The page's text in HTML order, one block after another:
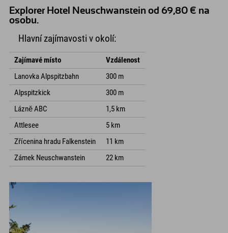
Explorer Hotel Neuschwanstein od 69,80 € na
osobu.
Hlavní zajímavosti v okolí:
Zajímavé místo
Vzdálenost
Lanovka Alpspitzbahn
300 m
Alpspitzkick
300 m
Lázně ABC
1,5 km
Attlesee
5 km
Zřícenina hradu Falkenstein
11 km
Zámek Neuschwanstein
22 km